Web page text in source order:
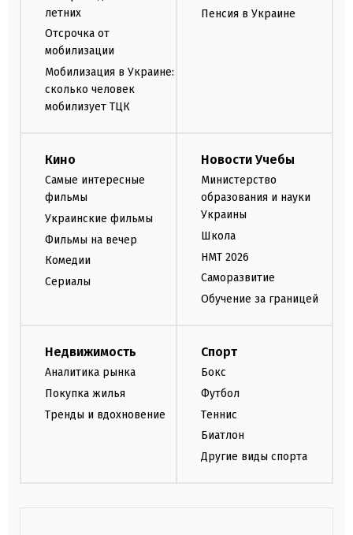
летних
Отсрочка от
мобилизации
Мобилизация в Украине:
сколько человек
мобилизует ТЦК
Пенсия в Украине
Кино
Самые интересные
фильмы
Украинские фильмы
Фильмы на вечер
Комедии
Сериалы
Новости Учебы
Министерство
образования и науки
Украины
Школа
НМТ 2026
Саморазвитие
Обучение за границей
Недвижимость
Аналитика рынка
Покупка жилья
Тренды и вдохновение
Спорт
Бокс
Футбол
Теннис
Биатлон
Другие виды спорта